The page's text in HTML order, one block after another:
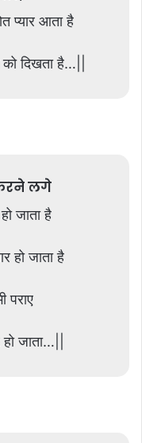
प्यार आता है
दिखता है…||
लगे
जाता है
हो जाता है
पराए
जाता…||